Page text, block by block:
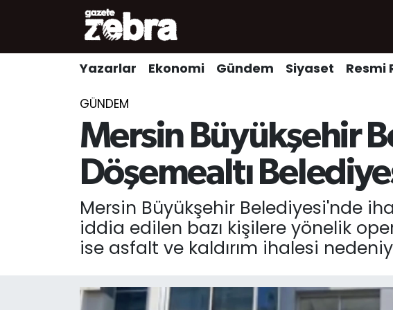
Yazarlar Ekonomi Gündem Siyaset Resmi
GÜNDEM
Mersin Büyükşehir
Döşemealtı
Mersin Büyükşehir Belediyesi'nde
iddia edilen bazı kişilere yönelik
ise asfalt ve kaldırım ihalesi
Yazarlar
Kültür-Sanat
Nöbetçi Eczaneler
Trafik Durumu
Süper Lig Puan Durumu ve Fikstür
Tüm Manşetler
Son Dakika Haberleri